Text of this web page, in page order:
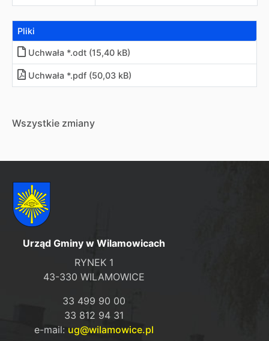
Pliki
Uchwała *.odt (15,40 kB)
Uchwała *.pdf (50,03 kB)
Wszystkie zmiany
Urząd Gminy w Wilamowicach
RYNEK 1
43-330 WILAMOWICE
33 499 90 00
33 812 94 31
e-mail: ug@wilamowice.pl